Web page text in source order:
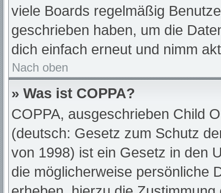
viele Boards regelmäßig
geschrieben haben, um die
dich einfach erneut und nimm
Nach oben
» Was ist COPPA?
COPPA, ausgeschrieben Child
(deutsch: Gesetz zum Schutz
von 1998) ist ein Gesetz in den
die möglicherweise persönliche